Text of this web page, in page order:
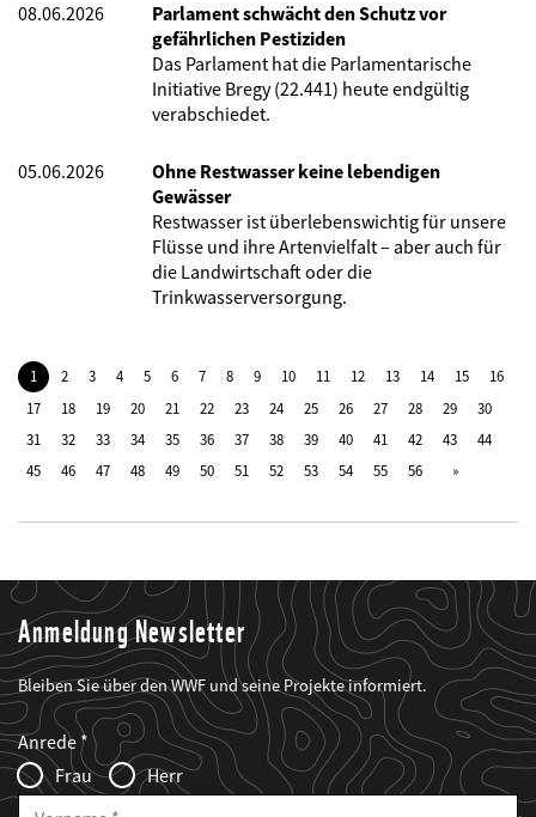
08.06.2026
Parlament schwächt den Schutz vor
gefährlichen Pestiziden
Das Parlament hat die Parlamentarische
Initiative Bregy (22.441) heute endgültig
verabschiedet.
05.06.2026
Ohne Restwasser keine lebendigen
Gewässer
Restwasser ist überlebenswichtig für unsere
Flüsse und ihre Artenvielfalt – aber auch für
die Landwirtschaft oder die
Trinkwasserversorgung.
1 2 3 4 5 6 7 8 9 10 11 12 13 14 15
16
17
18 19 20 21 22 23 24 25 26 27 28 29
30
31
32 33 34 35 36 37 38 39 40 41 42 43
44
45
46 47 48 49 50 51 52 53 54 55 56
Anmeldung Newsletter
Bleiben Sie über den WWF und seine Projekte informiert.
Web2Case
Infofelder
Fieldset
anrede_name
Anrede
Frau
Herr